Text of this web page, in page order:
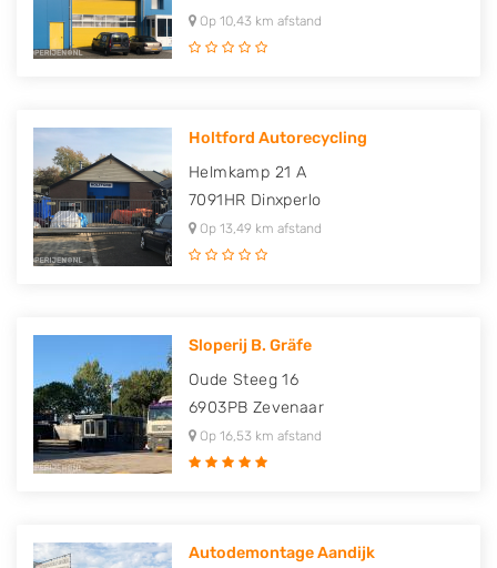
Op 10,43 km afstand
Holtford Autorecycling
Helmkamp 21 A
7091HR Dinxperlo
Op 13,49 km afstand
Sloperij B. Gräfe
Oude Steeg 16
6903PB Zevenaar
Op 16,53 km afstand
Autodemontage Aandijk